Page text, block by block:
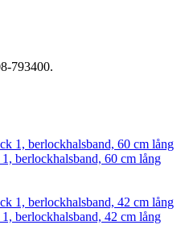
793400.
berlockhalsband, 60 cm lång
berlockhalsband, 42 cm lång